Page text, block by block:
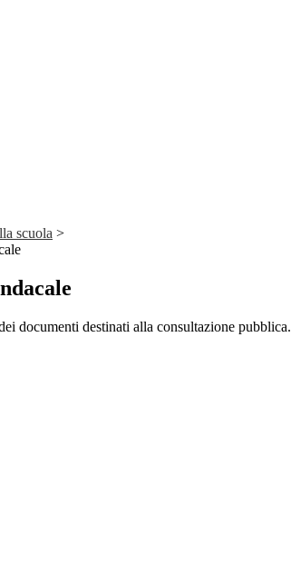
scuola >
documenti destinati alla consultazione pubblica.